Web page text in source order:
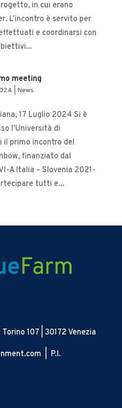
in cui erano
L’incontro è servito per
e coordinarsi con
meeting
News
17 Luglio 2024 Si è
l’Università di
il primo incontro del
finanziato dal
A Italia – Slovenia 2021-
tutti e...
107 | 30172 Venezia
| P.I.